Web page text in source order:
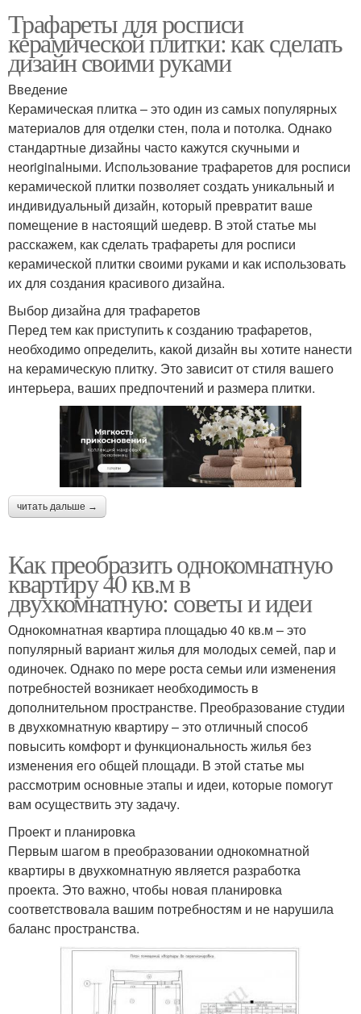
Трафареты для росписи
керамической плитки: как сделать
дизайн своими руками
Введение
Керамическая плитка – это один из самых популярных
материалов для отделки стен, пола и потолка. Однако
стандартные дизайны часто кажутся скучными и
неoriginalными. Использование трафаретов для росписи
керамической плитки позволяет создать уникальный и
индивидуальный дизайн, который превратит ваше
помещение в настоящий шедевр. В этой статье мы
расскажем, как сделать трафареты для росписи
керамической плитки своими руками и как использовать
их для создания красивого дизайна.
Выбор дизайна для трафаретов
Перед тем как приступить к созданию трафаретов,
необходимо определить, какой дизайн вы хотите нанести
на керамическую плитку. Это зависит от стиля вашего
интерьера, ваших предпочтений и размера плитки.
читать дальше →
Как преобразить однокомнатную
квартиру 40 кв.м в
двухкомнатную: советы и идеи
Однокомнатная квартира площадью 40 кв.м – это
популярный вариант жилья для молодых семей, пар и
одиночек. Однако по мере роста семьи или изменения
потребностей возникает необходимость в
дополнительном пространстве. Преобразование студии
в двухкомнатную квартиру – это отличный способ
повысить комфорт и функциональность жилья без
изменения его общей площади. В этой статье мы
рассмотрим основные этапы и идеи, которые помогут
вам осуществить эту задачу.
Проект и планировка
Первым шагом в преобразовании однокомнатной
квартиры в двухкомнатную является разработка
проекта. Это важно, чтобы новая планировка
соответствовала вашим потребностям и не нарушила
баланс пространства.